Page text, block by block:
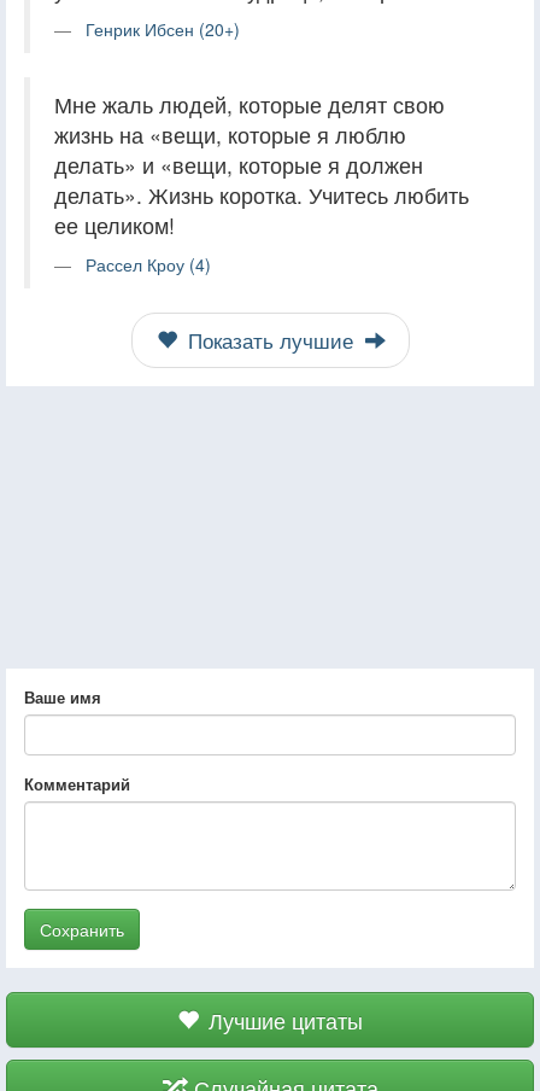
Генрик Ибсен (20+)
Мне жаль людей, которые делят свою
жизнь на «вещи, которые я люблю
делать» и «вещи, которые я должен
делать». Жизнь коротка. Учитесь любить
ее целиком!
Рассел Кроу (4)
Показать лучшие
Ваше имя
Комментарий
Сохранить
Лучшие цитаты